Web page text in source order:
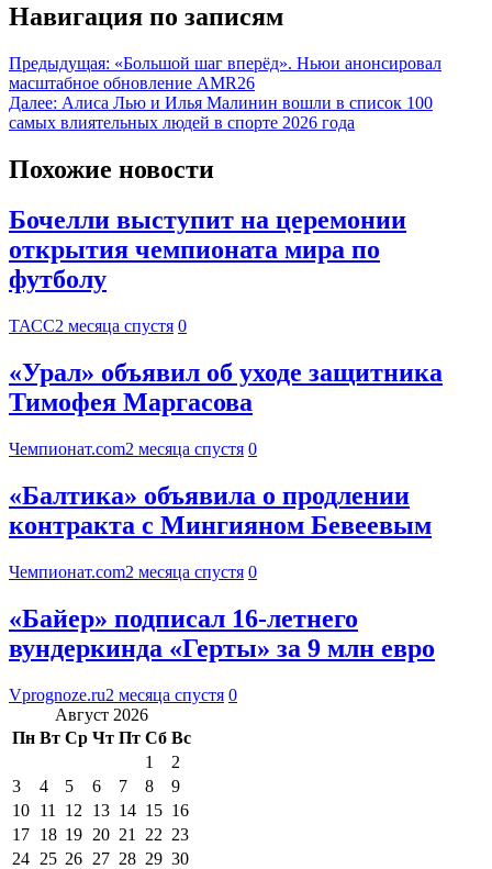
Навигация по записям
Предыдущая: «Большой шаг вперёд». Ньюи анонсировал
масштабное обновление AMR26
Далее: Алиса Лью и Илья Малинин вошли в список 100
самых влиятельных людей в спорте 2026 года
Похожие новости
Бочелли выступит на церемонии
открытия чемпионата мира по
футболу
ТАСС2 месяца спустя 0
«Урал» объявил об уходе защитника
Тимофея Маргасова
Чемпионат.com2 месяца спустя 0
«Балтика» объявила о продлении
контракта с Мингияном Бевеевым
Чемпионат.com2 месяца спустя 0
«Байер» подписал 16-летнего
вундеркинда «Герты» за 9 млн евро
Vprognoze.ru2 месяца спустя 0
Август 2026
Пн Вт Ср Чт Пт Сб Вс
1
2
3
4 5 6 7 8
9
10 11 12 13 14 15 16
17 18 19 20 21 22 23
24 25 26 27 28 29 30